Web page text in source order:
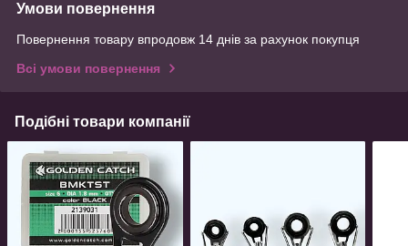
Умови повернення
Повернення товару впродовж 14 днів за рахунок покупця
Всі умови повернення
Подібні товари компанії